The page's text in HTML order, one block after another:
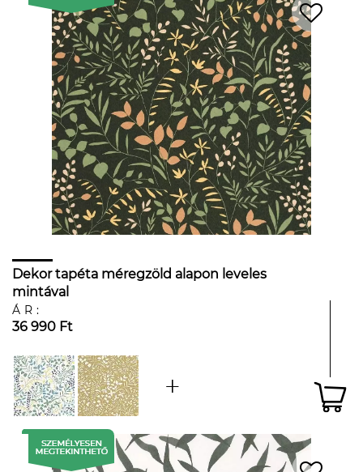
Dekor tapéta méregzöld alapon leveles
mintával
ÁR:
36 990 Ft